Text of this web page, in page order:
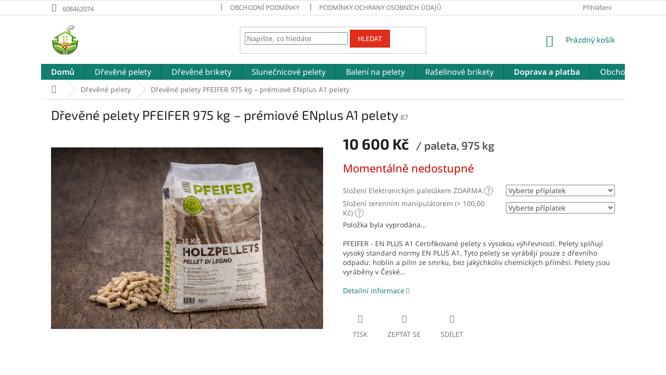
na
608462074 OBCHODNÍ PODMÍNKY PODMÍNKY OCHRANY OSOBNÍCH ÚDAJŮ ODSTOUPENÍ OD SMLOUVYPřihlášení
HLEDAT
NÁKUPNÍ
Prázdný košík
Domů Dřevěné pelety Dřevěné brikety Slunečnicové pelety Balení na pelety Rašelinové brikety Doprava a platba Obchodní
Domů Dřevěné pelety Dřevěné pelety PFEIFER 975 kg – prémiové ENplus A1 pelety
Dřevěné pelety PFEIFER 975 kg – prémiové ENplus A1 pelety 87
10 600 Kč / paleta, 975 kg
cena:
Momentálně nedostupné
Složení Elektronickým paleťákem ZDARMA ?
Složení terenním manipulátorem (+ 100,00
Kč) ?
Položka byla vyprodána…
PFEIFER - EN PLUS A1 Certifikované pelety s vysokou výhřevností. Pelety splňují
vysoký standard normy EN PLUS A1. Tyto pelety se vyrábějí pouze z dřevního
odpadu: hoblin a pilin ze smrku, bez jakýchkoliv chemických příměsí. Pelety jsou
vyráběny v České...
Detailní informace
TISK ZEPTAT SE SDÍLET